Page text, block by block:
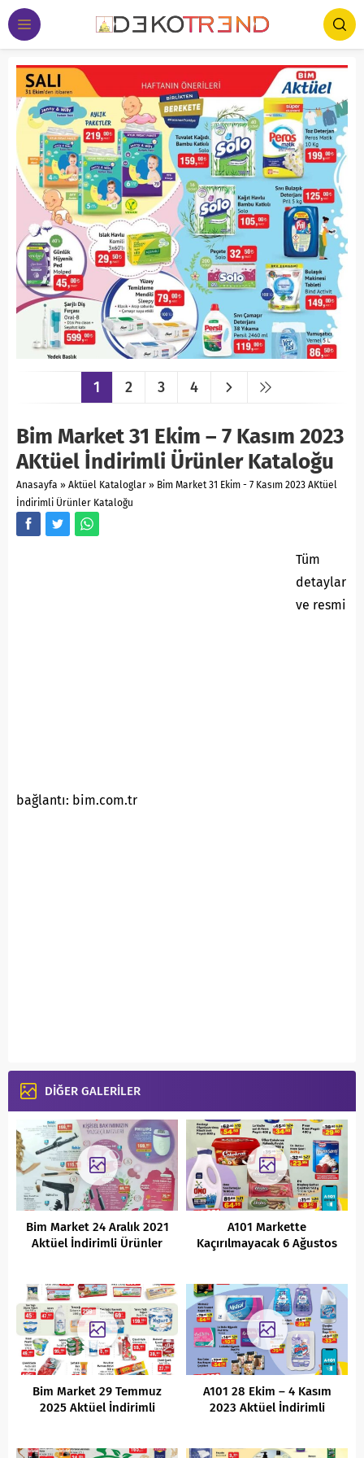
1 2 3 4
Bim Market 31 Ekim – 7 Kasım 2023
AKtüel İndirimli Ürünler Kataloğu
Anasayfa » Aktüel Kataloglar » Bim Market 31 Ekim - 7 Kasım 2023 AKtüel
İndirimli Ürünler Kataloğu
Tüm
detaylar
ve resmi
bağlantı: bim.com.tr
DİĞER GALERİLER
Bim Market 24 Aralık 2021
Aktüel İndirimli Ürünler
A101 Markette
Kaçırılmayacak 6 Ağustos
Bim Market 29 Temmuz
2025 Aktüel İndirimli
A101 28 Ekim – 4 Kasım
2023 Aktüel İndirimli